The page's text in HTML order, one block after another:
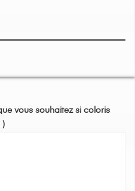
vous souhaitez si coloris
)